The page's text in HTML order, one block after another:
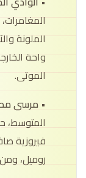
الملونة
واحة
الموتى.
• مرسى
المتوسط،
فيروزية
روميل،